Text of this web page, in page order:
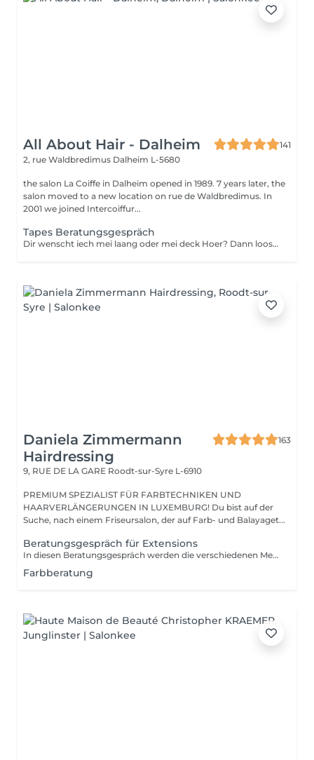
All About Hair - Dalheim
141
2, rue Waldbredimus Dalheim L-5680
the salon La Coiffe in Dalheim opened in 1989. 7 years later, the
salon moved to a new location on rue de Waldbredimus. In
2001 we joined Intercoiffur...
Tapes Beratungsgespräch
Dir wenscht iech mei laang oder mei deck Hoer? Dann loost iech proffesionnel beroden.
Daniela Zimmermann
Hairdressing
163
9, RUE DE LA GARE Roodt-sur-Syre L-6910
PREMIUM SPEZIALIST FÜR FARBTECHNIKEN UND
HAARVERLÄNGERUNGEN IN LUXEMBURG! Du bist auf der
Suche, nach einem Friseursalon, der auf Farb- und Balayaget...
Beratungsgespräch für Extensions
In diesen Beratungsgespräch werden die verschiedenen Methoden erklärt und individuell ausgesucht. Wir bestimmen die Farbe und rechnen den genauen Preis.
Farbberatung